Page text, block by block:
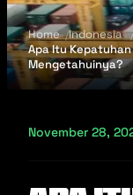
Home Indonesia
Apa Itu
Mengetahuinya?
November 28,